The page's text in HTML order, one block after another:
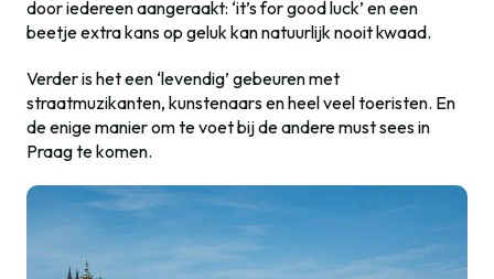
door iedereen aangeraakt: ‘it’s for good luck’ en een
beetje extra kans op geluk kan natuurlijk nooit kwaad.
Verder is het een ‘levendig’ gebeuren met
straatmuzikanten, kunstenaars en heel veel toeristen. En
de enige manier om te voet bij de andere must sees in
Praag te komen.